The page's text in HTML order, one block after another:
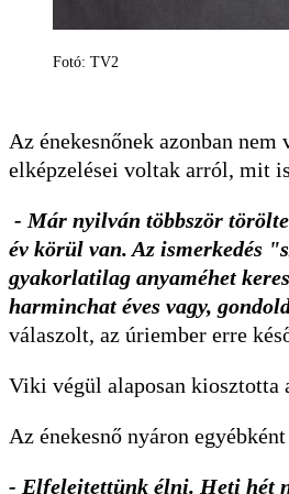
Fotó: TV2
Az énekesnőnek azonban
elképzelései voltak arról, mit
- Már nyilván többször
év körül van. Az ismerkedés
gyakorlatilag anyaméhet
harminchat éves vagy,
válaszolt, az úriember erre
Viki végül alaposan kiosztotta
Az énekesnő nyáron egyébként
- Elfelejtettünk élni. Heti hét